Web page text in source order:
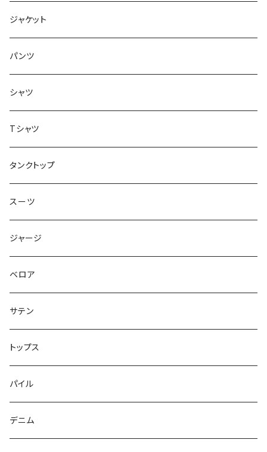
ボトムス
トップス
アウター
インナー
ボトムス
ジャケット
トップス
ジャケット
パンツ
シャツ
Tシャツ
タンクトップ
スーツ
ジャージ
ベロア
サテン
トップス
パイル
デニム